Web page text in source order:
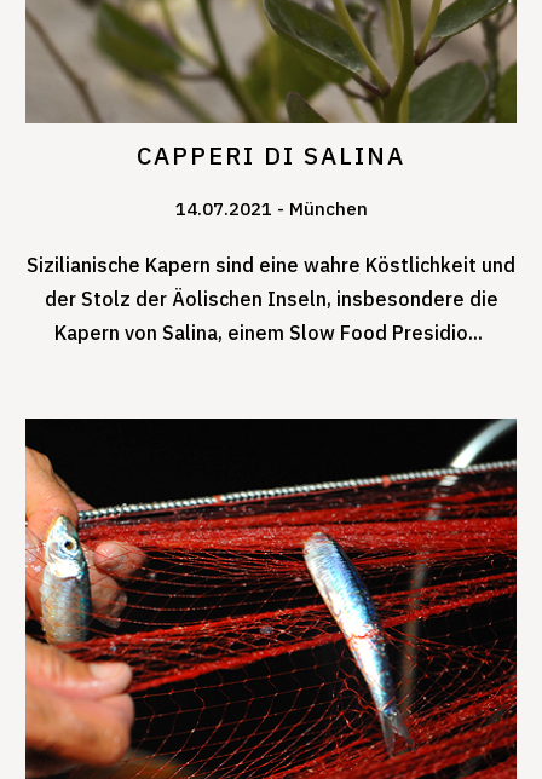
14.07.2021 München
CAPPERI DI SALINA
Sizilianische Kapern sind eine wahre Köstlichkeit und
der Stolz der Äolischen Inseln, insbesondere die
Kapern von Salina, einem Slow Food Presidio...